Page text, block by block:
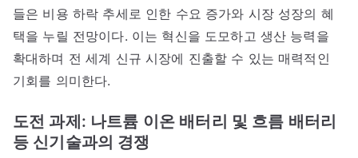
들은 비용 하락 추세로 인한 수요 증가와 시장 성장의 혜
택을 누릴 전망이다. 이는 혁신을 도모하고 생산 능력을
확대하며 전 세계 신규 시장에 진출할 수 있는 매력적인
기회를 의미한다.
도전 과제: 나트륨 이온 배터리 및 흐름 배터리
등 신기술과의 경쟁